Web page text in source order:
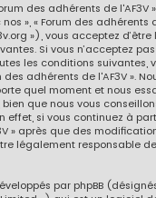
des adhérents de
nos », « Forum des adhérents
»), vous acceptez
Si vous n’acceptez
les conditions suivantes,
adhérents de l'AF3V ».
quel moment et nous
que nous vous
effet, si vous continuez à
» après que des
légalement responsable
par phpBB